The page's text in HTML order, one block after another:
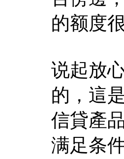
的额度
说起放
的，這
信貸產
满足条